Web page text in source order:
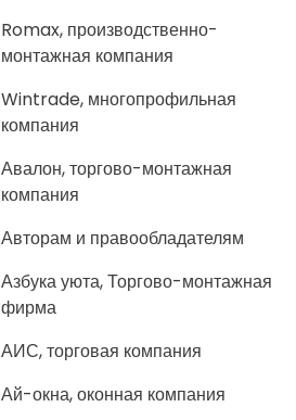
Romax, производственно-
монтажная компания
Wintrade, многопрофильная
компания
Авалон, торгово-монтажная
компания
Авторам и правообладателям
Азбука уюта, Торгово-монтажная
фирма
АИС, торговая компания
Ай-окна, оконная компания